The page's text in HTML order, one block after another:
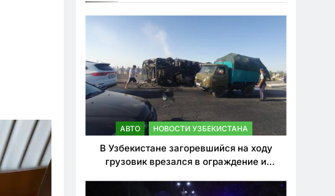
АВТО НОВОСТИ УЗБЕКИСТАНА
В Узбекистане загоревшийся на ходу
грузовик врезался в ограждение и